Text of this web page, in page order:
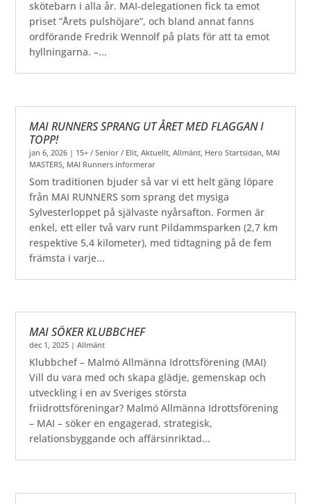
skötebarn i alla år. MAI-delegationen fick ta emot
priset ”Årets pulshöjare”, och bland annat fanns
ordförande Fredrik Wennolf på plats för att ta emot
hyllningarna. –...
MAI RUNNERS SPRANG UT ÅRET MED FLAGGAN I
TOPP!
jan 6, 2026 | 15+ / Senior / Elit ,Aktuellt ,Allmänt Hero Startsidan MAI
MASTERS MAI Runners informerar
Som traditionen bjuder så var vi ett helt gäng löpare
från MAI RUNNERS som sprang det mysiga
Sylvesterloppet på självaste nyårsafton. Formen är
enkel, ett eller två varv runt Pildammsparken (2,7 km
respektive 5,4 kilometer), med tidtagning på de fem
främsta i varje...
MAI SÖKER KLUBBCHEF
dec 1, 2025 |Allmänt
Klubbchef – Malmö Allmänna Idrottsförening (MAI)
Vill du vara med och skapa glädje, gemenskap och
utveckling i en av Sveriges största
friidrottsföreningar? Malmö Allmänna Idrottsförening
– MAI – söker en engagerad, strategisk,
relationsbyggande och affärsinriktad...